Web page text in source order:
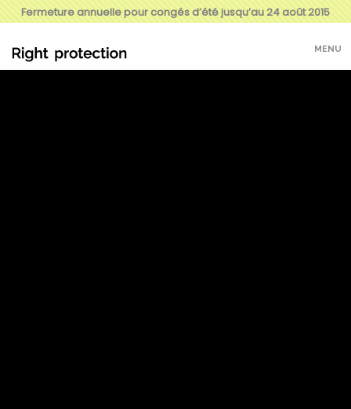
Fermeture annuelle pour congés d’été jusqu’au 24 août 2015
MENU